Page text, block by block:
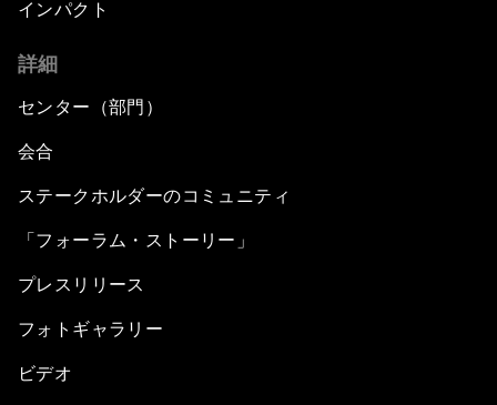
インパクト
詳細
センター（部門）
会合
ステークホルダーのコミュニティ
「フォーラム・ストーリー」
プレスリリース
フォトギャラリー
ビデオ